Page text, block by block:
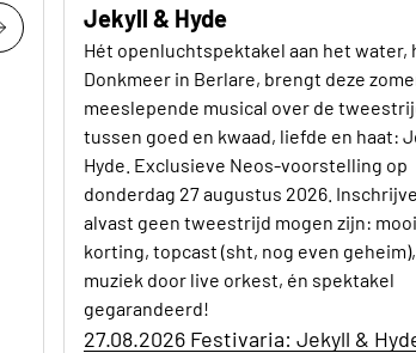
Jekyll & Hyde
Hét openluchtspektakel aan het water,
Donkmeer in Berlare, brengt deze
meeslepende musical over de
tussen goed en kwaad, liefde en haat:
Hyde. Exclusieve Neos-voorstelling op
donderdag 27 augustus 2026.
alvast geen tweestrijd mogen zijn:
korting, topcast (sht, nog even
muziek door live orkest, én spektakel
gegarandeerd!
27.08.2026 Festivaria: Jekyll &